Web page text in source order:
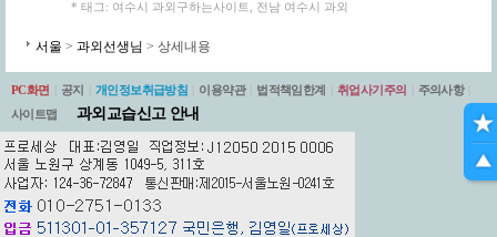
* 태그: 여수시 과외구하는사이트, 전남 여수시 과외
서울 > 과외선생님 > 상세내용
PC화면 공지 개인정보취급방침 이용약관 법적책임한계 취업사기주의 주의사항
사이트맵
과외교습신고 안내